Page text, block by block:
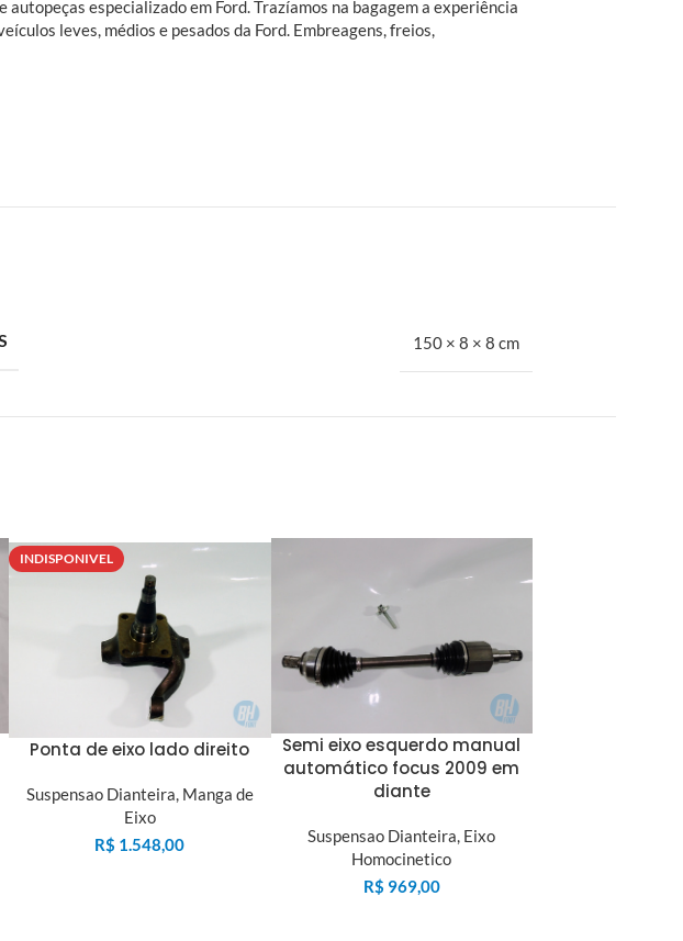
especializado em Ford. Trazíamos na bagagem a experiência
leves, médios e pesados da Ford. Embreagens, freios,
150 × 8 × 8 cm
INDISPONIVEL
Ponta de eixo lado direito
Suspensao Dianteira, Manga de
Eixo
R$ 1.548,00
Semi eixo esquerdo manual
automático focus 2009 em
diante
Suspensao Dianteira, Eixo
Homocinetico
R$ 969,00